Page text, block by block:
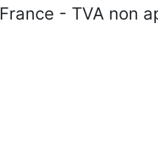
France - TVA non